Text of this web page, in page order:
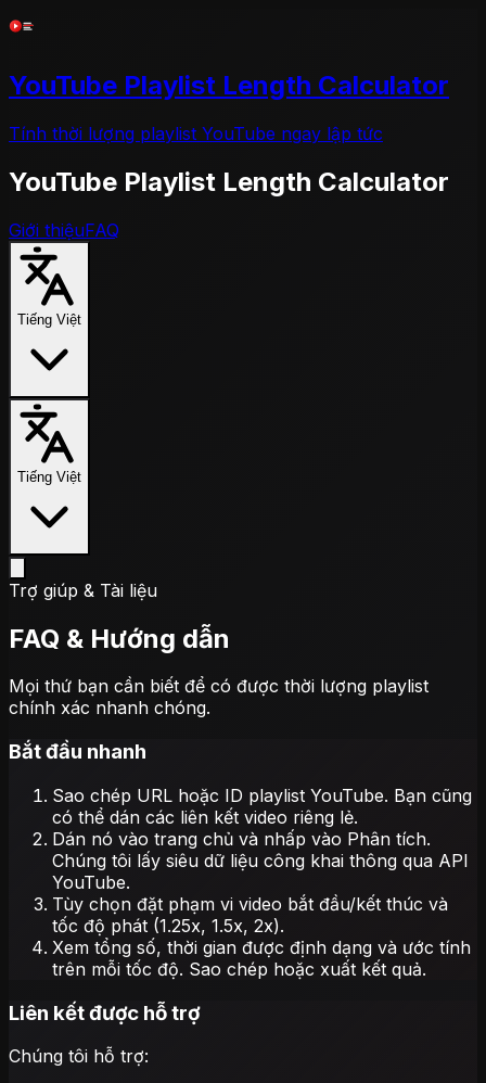
YouTube Playlist Length Calculator
Tính thời lượng playlist YouTube ngay lập tức
YouTube Playlist Length Calculator
Giới thiệuFAQ
Tiếng Việt
Tiếng Việt
Trợ giúp & Tài liệu
FAQ & Hướng dẫn
Mọi thứ bạn cần biết để có được thời lượng playlist
chính xác nhanh chóng.
Bắt đầu nhanh
Sao chép URL hoặc ID playlist YouTube. Bạn cũng
có thể dán các liên kết video riêng lẻ.
Dán nó vào trang chủ và nhấp vào Phân tích.
Chúng tôi lấy siêu dữ liệu công khai thông qua API
YouTube.
Tùy chọn đặt phạm vi video bắt đầu/kết thúc và
tốc độ phát (1.25x, 1.5x, 2x).
Xem tổng số, thời gian được định dạng và ước tính
trên mỗi tốc độ. Sao chép hoặc xuất kết quả.
Liên kết được hỗ trợ
Chúng tôi hỗ trợ: